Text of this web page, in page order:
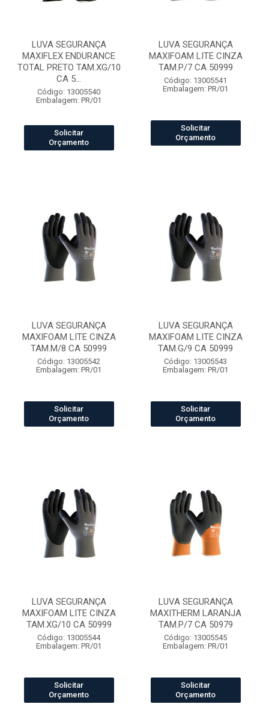
LUVA SEGURANÇA
MAXIFLEX ENDURANCE
TOTAL PRETO TAM.XG/10
CA 5...
Código: 13005540
Embalagem: PR/01
Solicitar
Orçamento
LUVA SEGURANÇA
MAXIFOAM LITE CINZA
TAM.P/7 CA 50999
Código: 13005541
Embalagem: PR/01
Solicitar
Orçamento
LUVA SEGURANÇA
MAXIFOAM LITE CINZA
TAM.M/8 CA 50999
Código: 13005542
Embalagem: PR/01
Solicitar
Orçamento
LUVA SEGURANÇA
MAXIFOAM LITE CINZA
TAM.G/9 CA 50999
Código: 13005543
Embalagem: PR/01
Solicitar
Orçamento
LUVA SEGURANÇA
MAXIFOAM LITE CINZA
TAM.XG/10 CA 50999
Código: 13005544
Embalagem: PR/01
Solicitar
Orçamento
LUVA SEGURANÇA
MAXITHERM LARANJA
TAM.P/7 CA 50979
Código: 13005545
Embalagem: PR/01
Solicitar
Orçamento